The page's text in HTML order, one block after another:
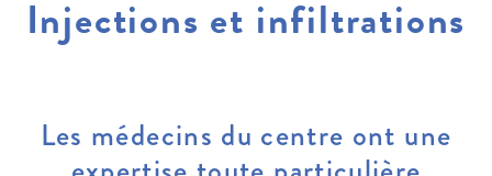
Injections et infiltrations
Les médecins du centre ont une